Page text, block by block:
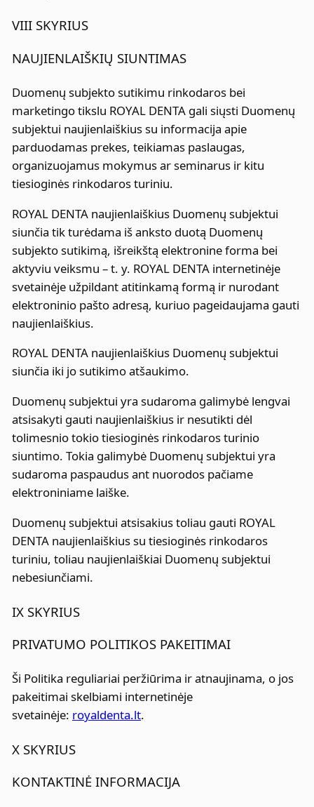
VIII SKYRIUS
NAUJIENLAIŠKIŲ SIUNTIMAS
Duomenų subjekto sutikimu rinkodaros bei
marketingo tikslu ROYAL DENTA gali siųsti Duomenų
subjektui naujienlaiškius su informacija apie
parduodamas prekes, teikiamas paslaugas,
organizuojamus mokymus ar seminarus ir kitu
tiesioginės rinkodaros turiniu.
ROYAL DENTA naujienlaiškius Duomenų subjektui
siunčia tik turėdama iš anksto duotą Duomenų
subjekto sutikimą, išreikštą elektronine forma bei
aktyviu veiksmu – t. y. ROYAL DENTA internetinėje
svetainėje užpildant atitinkamą formą ir nurodant
elektroninio pašto adresą, kuriuo pageidaujama gauti
naujienlaiškius.
ROYAL DENTA naujienlaiškius Duomenų subjektui
siunčia iki jo sutikimo atšaukimo.
Duomenų subjektui yra sudaroma galimybė lengvai
atsisakyti gauti naujienlaiškius ir nesutikti dėl
tolimesnio tokio tiesioginės rinkodaros turinio
siuntimo. Tokia galimybė Duomenų subjektui yra
sudaroma paspaudus ant nuorodos pačiame
elektroniniame laiške.
Duomenų subjektui atsisakius toliau gauti ROYAL
DENTA naujienlaiškius su tiesioginės rinkodaros
turiniu, toliau naujienlaiškiai Duomenų subjektui
nebesiunčiami.
IX SKYRIUS
PRIVATUMO POLITIKOS PAKEITIMAI
Ši Politika reguliariai peržiūrima ir atnaujinama, o jos
pakeitimai skelbiami internetinėje
svetainėje: royaldenta.lt.
X SKYRIUS
KONTAKTINĖ INFORMACIJA